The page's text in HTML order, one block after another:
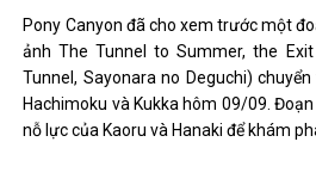
Pony Canyon đã cho xem trước một
ảnh The Tunnel to Summer, the
Tunnel, Sayonara no Deguchi)
Hachimoku và Kukka hôm 09/09.
nỗ lực của Kaoru và Hanaki để khám